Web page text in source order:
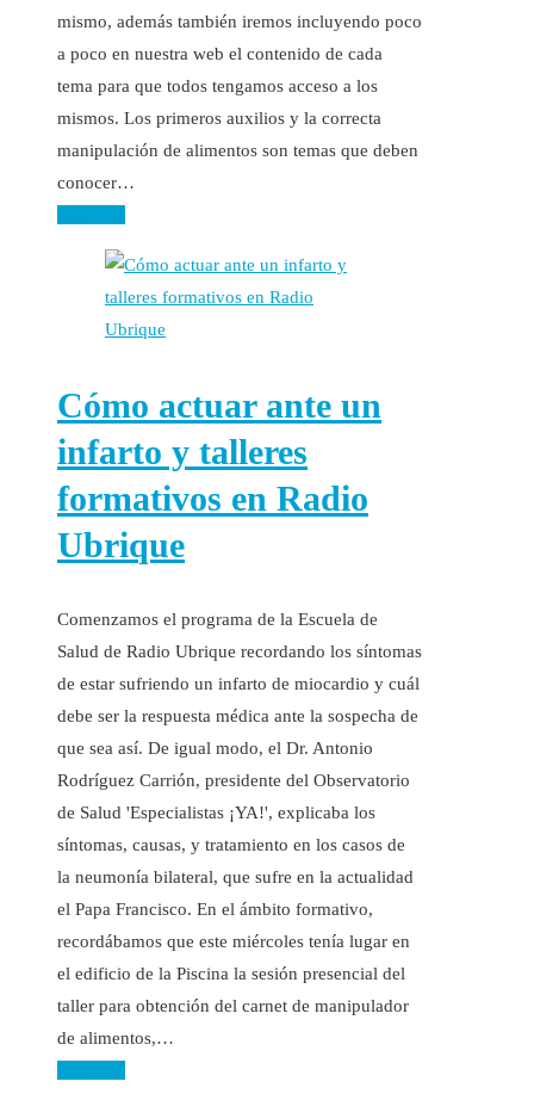
mismo, además también iremos incluyendo poco
a poco en nuestra web el contenido de cada
tema para que todos tengamos acceso a los
mismos. Los primeros auxilios y la correcta
manipulación de alimentos son temas que deben
conocer…
Cómo actuar ante un
infarto y talleres
formativos en Radio
Ubrique
Comenzamos el programa de la Escuela de
Salud de Radio Ubrique recordando los síntomas
de estar sufriendo un infarto de miocardio y cuál
debe ser la respuesta médica ante la sospecha de
que sea así. De igual modo, el Dr. Antonio
Rodríguez Carrión, presidente del Observatorio
de Salud 'Especialistas ¡YA!', explicaba los
síntomas, causas, y tratamiento en los casos de
la neumonía bilateral, que sufre en la actualidad
el Papa Francisco. En el ámbito formativo,
recordábamos que este miércoles tenía lugar en
el edificio de la Piscina la sesión presencial del
taller para obtención del carnet de manipulador
de alimentos,…